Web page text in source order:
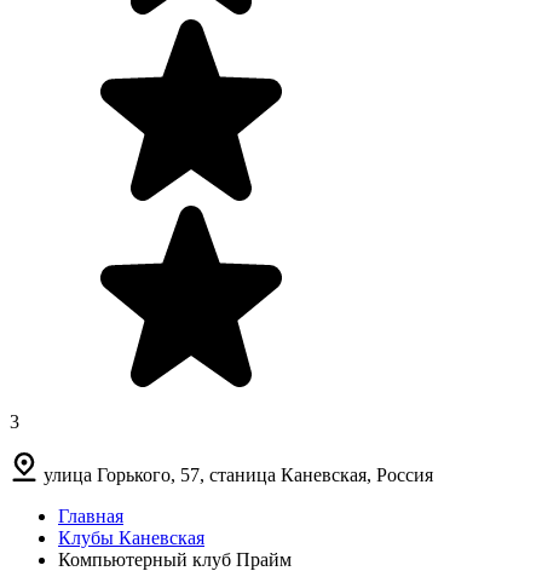
3
улица Горького, 57, станица Каневская, Россия
Главная
Клубы Каневская
Компьютерный клуб Прайм